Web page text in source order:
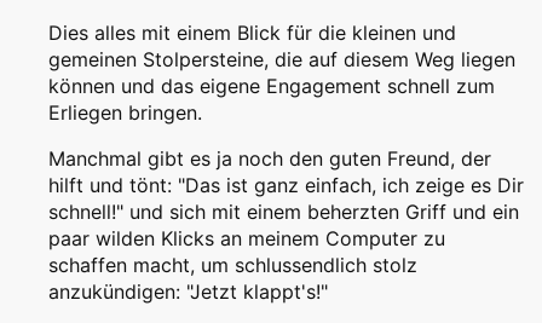
Dies alles mit einem Blick für die kleinen und
gemeinen Stolpersteine, die auf diesem Weg liegen
können und das eigene Engagement schnell zum
Erliegen bringen.
Manchmal gibt es ja noch den guten Freund, der
hilft und tönt: "Das ist ganz einfach, ich zeige es Dir
schnell!" und sich mit einem beherzten Griff und ein
paar wilden Klicks an meinem Computer zu
schaffen macht, um schlussendlich stolz
anzukündigen: "Jetzt klappt's!"